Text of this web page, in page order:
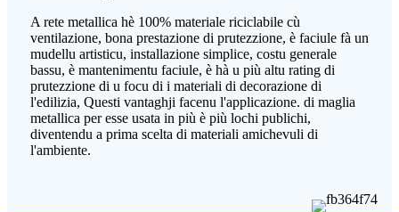
A rete metallica hè 100% materiale riciclabile cù
ventilazione, bona prestazione di prutezzione, è faciule fà un
mudellu artisticu, installazione simplice, costu generale
bassu, è mantenimentu faciule, è hà u più altu rating di
prutezzione di u focu di i materiali di decorazione di
l'edilizia, Questi vantaghji facenu l'applicazione. di maglia
metallica per esse usata in più è più lochi publichi,
diventendu a prima scelta di materiali amichevuli di
l'ambiente.